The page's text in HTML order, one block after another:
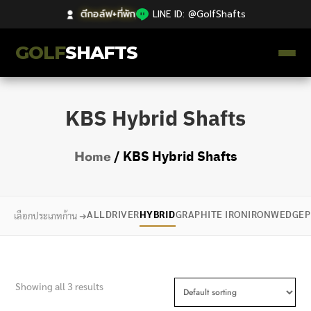
ตีกอล์ฟ+ที่พัก| LINE ID: @GolfShafts
GOLFSHAFTS
คลังความรู้
Catalog
ก้านโม Premium
KBS Hybrid Shafts
Home/ KBS Hybrid Shafts
เลือกประเภทก้าน ➜ALLDRIVERHYBRIDGRAPHITE IRONIRONWEDGE
Showing all 3 results